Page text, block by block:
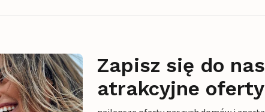
Zapisz się do
atrakcyjne